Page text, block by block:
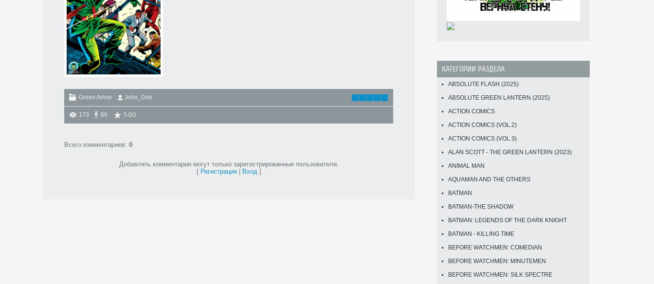
Green Arrow John_Doe
173 66 5.0/1
Всего комментариев: 0
Добавлять комментарии могут только зарегистрированные пользователи.
[ Регистрация| Вход]
КАТЕГОРИИ РАЗДЕЛА
ABSOLUTE FLASH (2025)
ABSOLUTE GREEN LANTERN (2025)
ACTION COMICS
ACTION COMICS (VOL.2)
ACTION COMICS (VOL.3)
ALAN SCOTT - THE GREEN LANTERN (2023)
ANIMAL MAN
AQUAMAN AND THE OTHERS
BATMAN
BATMAN-THE SHADOW
BATMAN: LEGENDS OF THE DARK KNIGHT
BATMAN - KILLING TIME
BEFORE WATCHMEN: COMEDIAN
BEFORE WATCHMEN: MINUTEMEN
BEFORE WATCHMEN: SILK SPECTRE